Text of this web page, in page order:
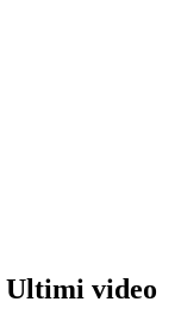
Ultimi video